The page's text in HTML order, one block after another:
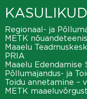
Regionaal- ja
METK
Maaelu
PRIA
Maaelu Edendamise
Põllumajandus- ja
Toidu annetamine –
METK